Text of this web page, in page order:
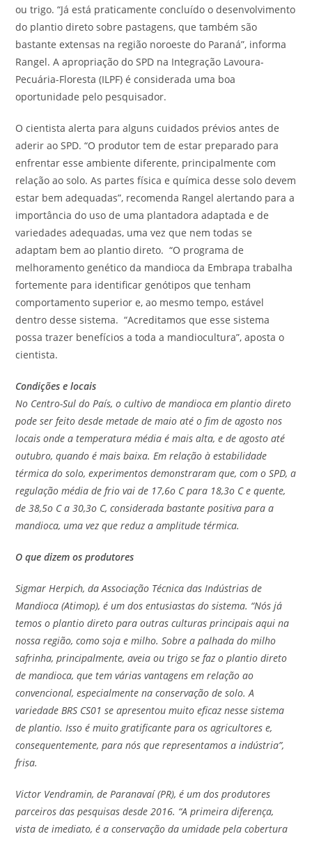
ou trigo. “Já está praticamente concluído o desenvolvimento
do plantio direto sobre pastagens, que também são
bastante extensas na região noroeste do Paraná”, informa
Rangel. A apropriação do SPD na Integração Lavoura-
Pecuária-Floresta (ILPF) é considerada uma boa
oportunidade pelo pesquisador.
O cientista alerta para alguns cuidados prévios antes de
aderir ao SPD. “O produtor tem de estar preparado para
enfrentar esse ambiente diferente, principalmente com
relação ao solo. As partes física e química desse solo devem
estar bem adequadas”, recomenda Rangel alertando para a
importância do uso de uma plantadora adaptada e de
variedades adequadas, uma vez que nem todas se
adaptam bem ao plantio direto. “O programa de
melhoramento genético da mandioca da Embrapa trabalha
fortemente para identificar genótipos que tenham
comportamento superior e, ao mesmo tempo, estável
dentro desse sistema. “Acreditamos que esse sistema
possa trazer benefícios a toda a mandiocultura”, aposta o
cientista.
Condições e locais
No Centro-Sul do País, o cultivo de mandioca em plantio direto
pode ser feito desde metade de maio até o fim de agosto nos
locais onde a temperatura média é mais alta, e de agosto até
outubro, quando é mais baixa. Em relação à estabilidade
térmica do solo, experimentos demonstraram que, com o SPD, a
regulação média de frio vai de 17,6o C para 18,3o C e quente,
de 38,5o C a 30,3o C, considerada bastante positiva para a
mandioca, uma vez que reduz a amplitude térmica.
O que dizem os produtores
Sigmar Herpich, da Associação Técnica das Indústrias de
Mandioca (Atimop), é um dos entusiastas do sistema. “Nós já
temos o plantio direto para outras culturas principais aqui na
nossa região, como soja e milho. Sobre a palhada do milho
safrinha, principalmente, aveia ou trigo se faz o plantio direto
de mandioca, que tem várias vantagens em relação ao
convencional, especialmente na conservação de solo. A
variedade BRS CS01 se apresentou muito eficaz nesse sistema
de plantio. Isso é muito gratificante para os agricultores e,
consequentemente, para nós que representamos a indústria”,
frisa.
Victor Vendramin, de Paranavaí (PR), é um dos produtores
parceiros das pesquisas desde 2016. “A primeira diferença,
vista de imediato, é a conservação da umidade pela cobertura